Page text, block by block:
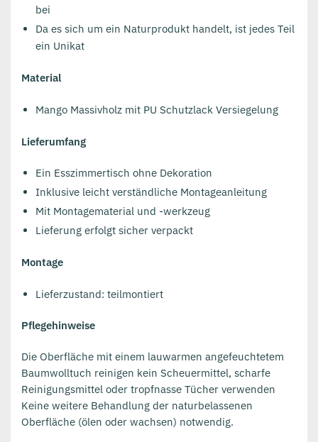
bei
Da es sich um ein Naturprodukt handelt, ist jedes Teil
ein Unikat
Material
Mango Massivholz mit PU Schutzlack Versiegelung
Lieferumfang
Ein Esszimmertisch ohne Dekoration
Inklusive leicht verständliche Montageanleitung
Mit Montagematerial und -werkzeug
Lieferung erfolgt sicher verpackt
Montage
Lieferzustand: teilmontiert
Pflegehinweise
Die Oberfläche mit einem lauwarmen angefeuchtetem
Baumwolltuch reinigen kein Scheuermittel, scharfe
Reinigungsmittel oder tropfnasse Tücher verwenden
Keine weitere Behandlung der naturbelassenen
Oberfläche (ölen oder wachsen) notwendig.